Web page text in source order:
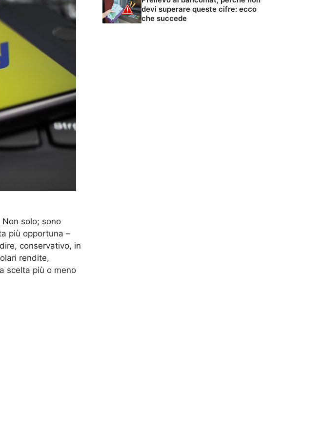
Non solo; sono
più opportuna –
conservativo, in
rendite,
scelta più o meno
devi superare queste cifre: ecco
che succede